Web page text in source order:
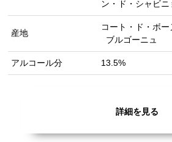
ン・ド・シャビ
産地
コート・ド・ボー
ブルゴーニュ
アルコール分 13.5%
詳細を見る